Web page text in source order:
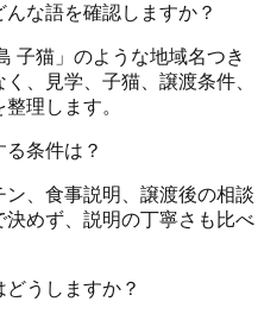
な語を確認しますか？
子猫」のような地域名つき
、見学、子猫、譲渡条件、
理します。
条件は？
、食事説明、譲渡後の相談
めず、説明の丁寧さも比べ
うしますか？